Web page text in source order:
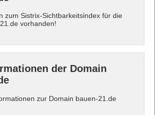
zum Sistrix-Sichtbarkeitsindex für die
vorhanden!
der Domain
zur Domain bauen-21.de